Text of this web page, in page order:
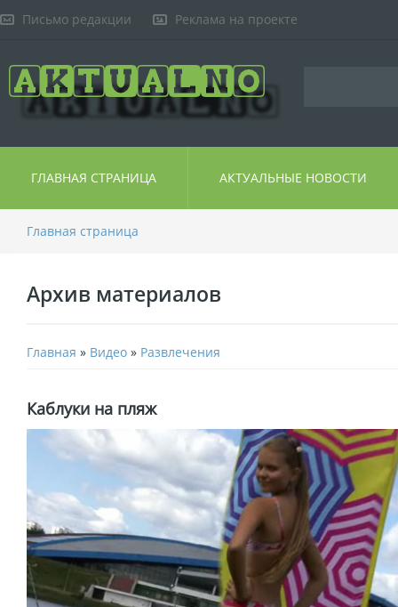
Письмо редакции Реклама на проекте
ГЛАВНАЯ СТРАНИЦА АКТУАЛЬНЫЕ НОВОСТИ
Главная страница
Архив материалов
Главная » Видео » Развлечения
Каблуки на пляж